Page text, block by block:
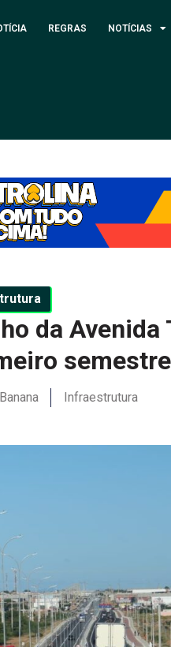
REGRAS NOTÍCIAS
da Avenida
Infraestrutura